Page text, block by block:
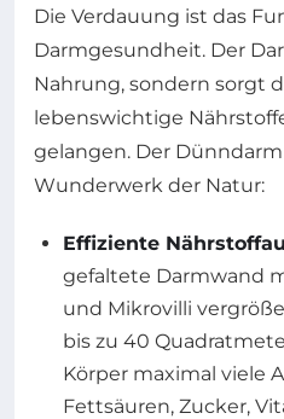
Die Verdauung ist das
Darmgesundheit. Der
Nahrung, sondern sorgt
lebenswichtige
gelangen. Der
Wunderwerk der Natur:
Effiziente
gefaltete Darmwand
und Mikrovilli
bis zu 40
Körper maximal viele
Fettsäuren, Zucker,